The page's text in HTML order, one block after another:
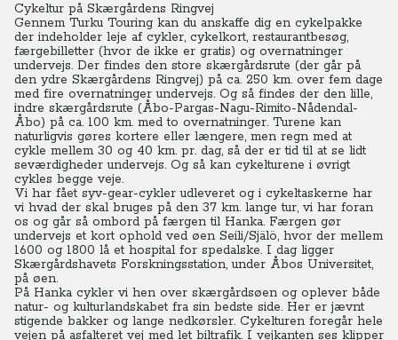
Cykeltur på Skærgårdens Ringvej
Gennem Turku Touring kan du anskaffe dig en cykelpakke
der indeholder leje af cykler, cykelkort, restaurantbesøg,
færgebilletter (hvor de ikke er gratis) og overnatninger
undervejs. Der findes den store skærgårdsrute (der går på
den ydre Skærgårdens Ringvej) på ca. 250 km. over fem dage
med fire overnatninger undervejs. Og så findes der den lille,
indre skærgårdsrute (Åbo-Pargas-Nagu-Rimito-Nådendal-
Åbo) på ca. 100 km. med to overnatninger. Turene kan
naturligvis gøres kortere eller længere, men regn med at
cykle mellem 30 og 40 km. pr. dag, så der er tid til at se lidt
seværdigheder undervejs. Og så kan cykelturene i øvrigt
cykles begge veje.
Vi har fået syv-gear-cykler udleveret og i cykeltaskerne har
vi hvad der skal bruges på den 37 km. lange tur, vi har foran
os og går så ombord på færgen til Hanka. Færgen gør
undervejs et kort ophold ved øen Seili/Själö, hvor der mellem
1600 og 1800 lå et hospital for spedalske. I dag ligger
Skærgårdshavets Forskningsstation, under Åbos Universitet,
på øen.
På Hanka cykler vi hen over skærgårdsøen og oplever både
natur- og kulturlandskabet fra sin bedste side. Her er jævnt
stigende bakker og lange nedkørsler. Cykelturen foregår hele
vejen på asfalteret vej med let biltrafik. I vejkanten ses klipper